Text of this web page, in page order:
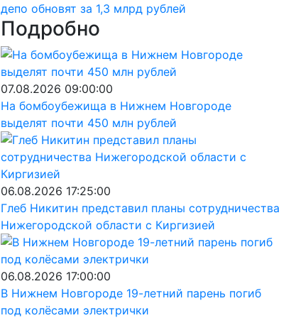
депо обновят за 1,3 млрд рублей
Подробно
07.08.2026 09:00:00
На бомбоубежища в Нижнем Новгороде
выделят почти 450 млн рублей
06.08.2026 17:25:00
Глеб Никитин представил планы сотрудничества
Нижегородской области с Киргизией
06.08.2026 17:00:00
В Нижнем Новгороде 19-летний парень погиб
под колёсами электрички